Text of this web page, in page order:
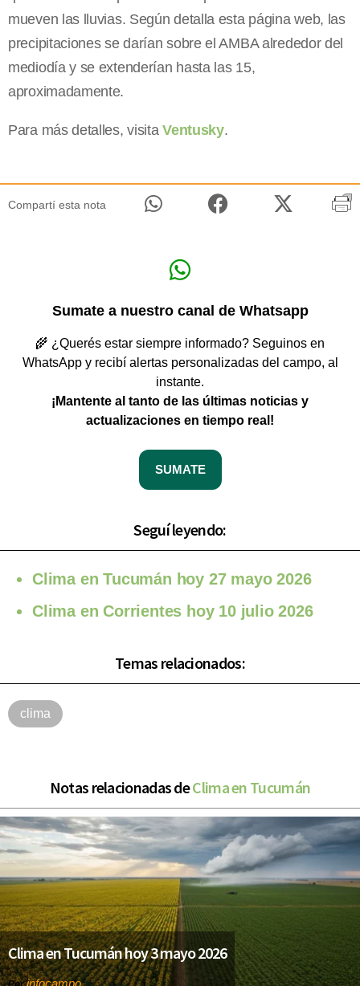
mueven las lluvias. Según detalla esta página web, las
precipitaciones se darían sobre el AMBA alrededor del
mediodía y se extenderían hasta las 15,
aproximadamente.
Para más detalles, visitaVentusky.
Compartí esta nota
Sumate a nuestro canal de Whatsapp
🌾 ¿Querés estar siempre informado? Seguinos en
WhatsApp y recibí alertas personalizadas del campo, al
instante.
¡Mantente al tanto de las últimas noticias y
actualizaciones en tiempo real!
SUMATE
Seguí leyendo:
Clima en Tucumán hoy 27 mayo 2026
Clima en Corrientes hoy 10 julio 2026
Temas relacionados:
clima
Notas relacionadas deClima en Tucumán
Clima en Tucumán hoy 3 mayo 2026
infocampo